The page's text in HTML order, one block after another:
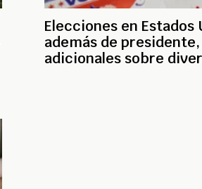
Elecciones en Estados
además de
adicionales sobre